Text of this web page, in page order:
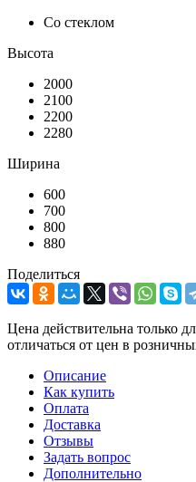
Со стеклом
Высота
2000
2100
2200
2280
Ширина
600
700
800
880
Поделиться
Цена действительна только
отличаться от цен в
Описание
Как купить
Оплата
Доставка
Отзывы
Задать вопрос
Дополнительно